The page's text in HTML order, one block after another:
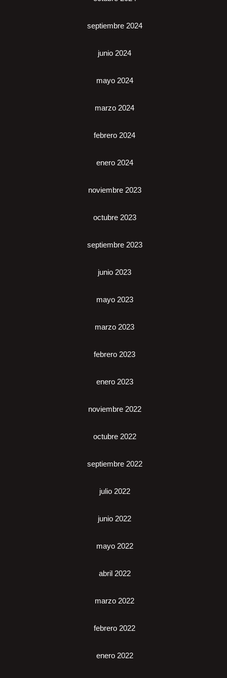
septiembre 2024
junio 2024
mayo 2024
marzo 2024
febrero 2024
enero 2024
noviembre 2023
octubre 2023
septiembre 2023
junio 2023
mayo 2023
marzo 2023
febrero 2023
enero 2023
noviembre 2022
octubre 2022
septiembre 2022
julio 2022
junio 2022
mayo 2022
abril 2022
marzo 2022
febrero 2022
enero 2022